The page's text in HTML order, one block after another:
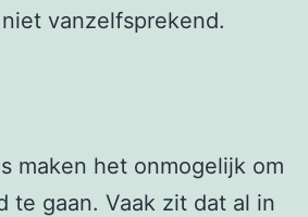
vanzelfsprekend.
maken het onmogelijk om
te gaan. Vaak zit dat al in